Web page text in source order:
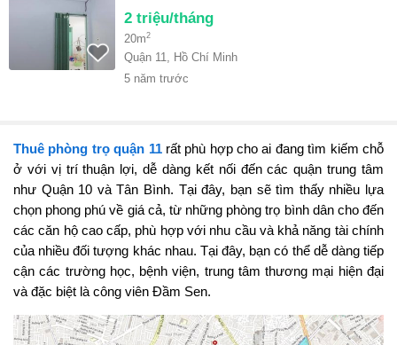
2 triệu/tháng
20m2
Quận 11, Hồ Chí Minh
5 năm trước
Thuê phòng trọ quận 11rất phù hợp cho ai đang tìm kiếm chỗ
ở với vị trí thuận lợi, dễ dàng kết nối đến các quận trung tâm
như Quận 10 và Tân Bình. Tại đây, bạn sẽ tìm thấy nhiều lựa
chọn phong phú về giá cả, từ những phòng trọ bình dân cho đến
các căn hộ cao cấp, phù hợp với nhu cầu và khả năng tài chính
của nhiều đối tượng khác nhau. Tại đây, bạn có thể dễ dàng tiếp
cận các trường học, bệnh viện, trung tâm thương mại hiện đại
và đặc biệt là công viên Đầm Sen.